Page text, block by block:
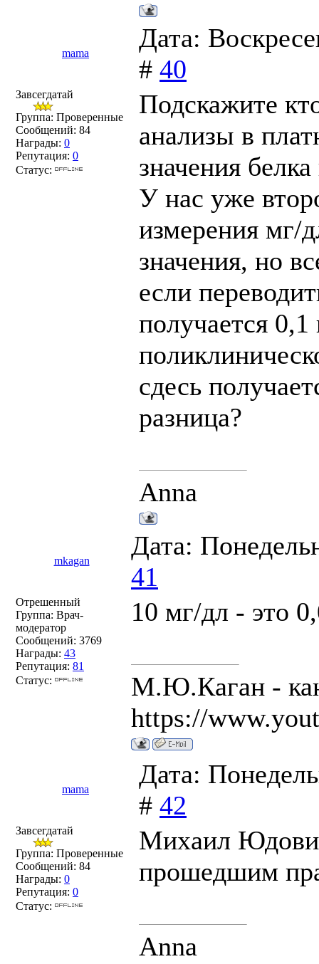
mama
Дата:
# 40
Завсегдатай
Группа: Проверенные
Сообщений: 84
Награды: 0
Репутация: 0
Статус:
Подскажите
анализы в
значения
У нас уже
измерения мг/
значения, но
если
получается
сдесь
разница?
Anna
mkagan
Дата:
41
Отрешенный
Группа: Врач-
модератор
Сообщений: 3769
Награды: 43
Репутация: 81
Статус:
10 мг/дл - это
М.Ю.Каган -
https://
mama
Дата:
# 42
Завсегдатай
Группа: Проверенные
Сообщений: 84
Награды: 0
Репутация: 0
Статус:
Михаил
прошедшим
Anna